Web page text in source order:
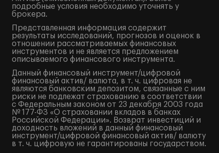
подробные условия необходимо уточнять у
брокера.
Представленная информация содержит
результаты исследований, прогнозов и оценок в
отношении рассматриваемых финансовых
инструментов и не является предложением
описываемого финансового инструмента.
Данный финансовый инструмент/цифровой
финансовый актив/ валюта, в т. ч. цифровая не
являются банковским депозитом, связанные с ним
риски не подлежат страхованию в соответствии
с Федеральным законом от 23 декабря 2003 года
№ 177-ФЗ «О страховании вкладов в банках
Российской Федерации». Возврат инвестиций и
доходность вложений в данный финансовый
инструмент/цифровой финансовый актив/ валюту
в т. ч. цифровую не гарантированы государством.